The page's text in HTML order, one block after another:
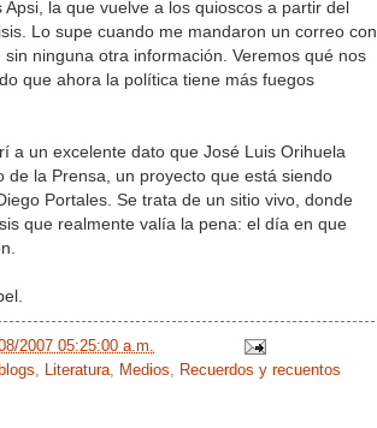
la que vuelve a los quioscos a partir del
Lo supe cuando me mandaron un correo con
ninguna otra información. Veremos qué nos
que ahora la política tiene más fuegos
a un excelente dato que José Luis Orihuela
de la Prensa, un proyecto que está siendo
Portales. Se trata de un sitio vivo, donde
que realmente valía la pena: el día en que
2007 05:25:00 a.m.
Literatura Medios Recuerdos y recuentos